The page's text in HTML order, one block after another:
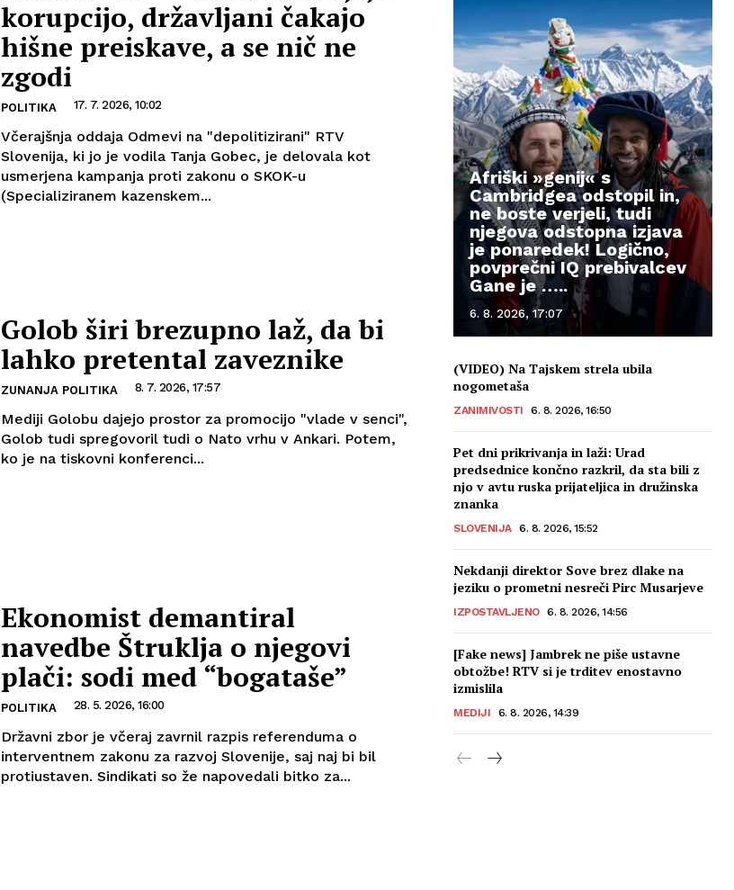
korupcijo, državljani čakajo
hišne preiskave, a se nič ne
zgodi
POLITIKA 17. 7. 2026, 10:02
Včerajšnja oddaja Odmevi na "depolitizirani" RTV
Slovenija, ki jo je vodila Tanja Gobec, je delovala kot
usmerjena kampanja proti zakonu o SKOK-u
(Specializiranem kazenskem...
Golob širi brezupno laž, da bi
lahko pretental zaveznike
ZUNANJA POLITIKA 8. 7. 2026, 17:57
Mediji Golobu dajejo prostor za promocijo "vlade v senci",
Golob tudi spregovoril tudi o Nato vrhu v Ankari. Potem,
ko je na tiskovni konferenci...
Ekonomist demantiral
navedbe Štruklja o njegovi
plači: sodi med “bogataše”
POLITIKA 28. 5. 2026, 16:00
Državni zbor je včeraj zavrnil razpis referenduma o
interventnem zakonu za razvoj Slovenije, saj naj bi bil
protiustaven. Sindikati so že napovedali bitko za...
Afriški »genij« s
Cambridgea odstopil in,
ne boste verjeli, tudi
njegova odstopna izjava
je ponaredek! Logično,
povprečni IQ prebivalcev
Gane je …..
6. 8. 2026, 17:07
(VIDEO) Na Tajskem strela ubila
nogometaša
ZANIMIVOSTI 6. 8. 2026, 16:50
Pet dni prikrivanja in laži: Urad
predsednice končno razkril, da sta bili z
njo v avtu ruska prijateljica in družinska
znanka
SLOVENIJA 6. 8. 2026, 15:52
Nekdanji direktor Sove brez dlake na
jeziku o prometni nesreči Pirc Musarjeve
IZPOSTAVLJENO 6. 8. 2026, 14:56
[Fake news] Jambrek ne piše ustavne
obtožbe! RTV si je trditev enostavno
izmislila
MEDIJI 6. 8. 2026, 14:39